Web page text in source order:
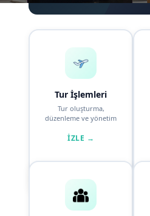
Tur İşlemleri
Tur oluşturma,
düzenleme ve yönetim
İZLE →